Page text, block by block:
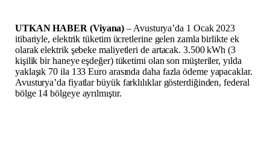
UTKAN HABER (Viyana) – Avusturya’da 1 Ocak 2023
itibariyle, elektrik tüketim ücretlerine gelen zamla birlikte ek
olarak elektrik şebeke maliyetleri de artacak. 3.500 kWh (3
kişilik bir haneye eşdeğer) tüketimi olan son müşteriler, yılda
yaklaşık 70 ila 133 Euro arasında daha fazla ödeme yapacaklar.
Avusturya’da fiyatlar büyük farklılıklar gösterdiğinden, federal
bölge 14 bölgeye ayrılmıştır.